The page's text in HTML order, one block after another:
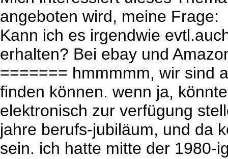
angeboten wird, meine Frage:
Kann ich es irgendwie
erhalten? Bei ebay und
======= hmmmmm, wir sind
finden können. wenn ja,
elektronisch zur verfügung
jahre berufs-jubiläum, und da
sein. ich hatte mitte der 1980-